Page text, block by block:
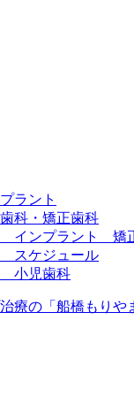
ラント
科・矯正歯科
インプラント 矯
スケジュール
小児歯科